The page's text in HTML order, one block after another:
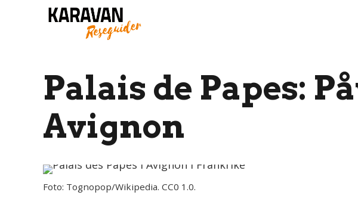
Palais de Papes:
Avignon
Foto: Tognopop/Wikipedia. CC0 1.0.